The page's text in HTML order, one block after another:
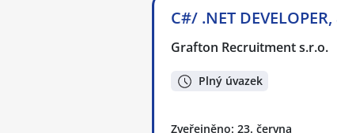
C#/ .NET
Grafton Recruitment s.r.o.
Plný úvazek
Zveřejněno: 23. června